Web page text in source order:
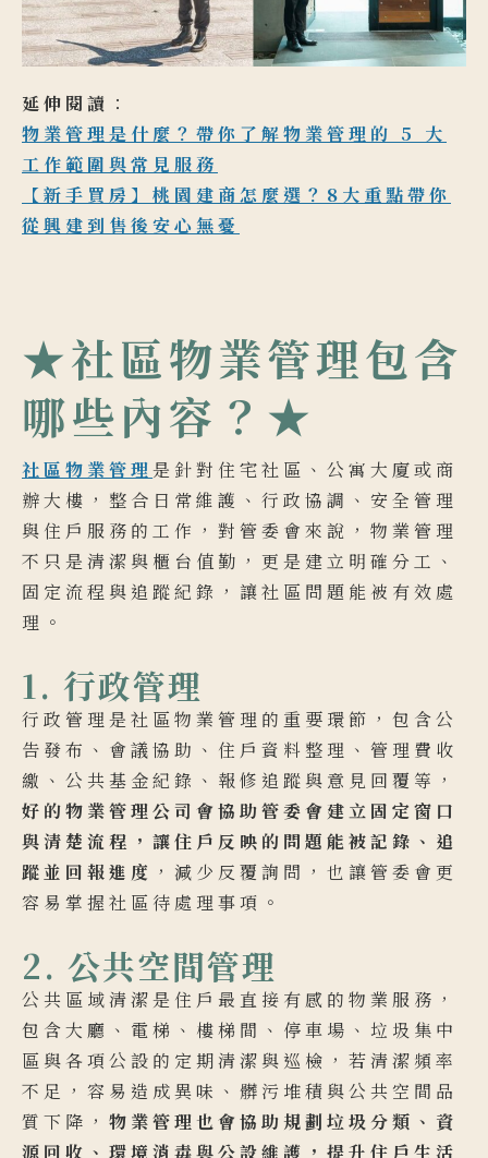
延伸閱讀 ：
物業管理是什麼？帶你了解物業管理的 5 大
工作範圍與常見服務
【新手買房】桃園建商怎麼選？8大重點帶你
從興建到售後安心無憂
★社區物業管理包含
哪些內容？★
社區物業管理是針對住宅社區、公寓大廈或商
辦大樓，整合日常維護、行政協調、安全管理
與住戶服務的工作，對管委會來說，物業管理
不只是清潔與櫃台值勤，更是建立明確分工、
固定流程與追蹤紀錄，讓社區問題能被有效處
理。
1. 行政管理
行政管理是社區物業管理的重要環節，包含公
告發布、會議協助、住戶資料整理、管理費收
繳、公共基金紀錄、報修追蹤與意見回覆等，
好的物業管理公司會協助管委會建立固定窗口
與清楚流程，讓住戶反映的問題能被記錄、追
蹤並回報進度 ，減少反覆詢問，也讓管委會更
容易掌握社區待處理事項。
2. 公共空間管理
公共區域清潔是住戶最直接有感的物業服務，
包含大廳、電梯、樓梯間、停車場、垃圾集中
區與各項公設的定期清潔與巡檢，若清潔頻率
不足，容易造成異味、髒污堆積與公共空間品
質下降， 物業管理也會協助規劃垃圾分類、資
源回收、環境消毒與公設維護，提升住戶生活